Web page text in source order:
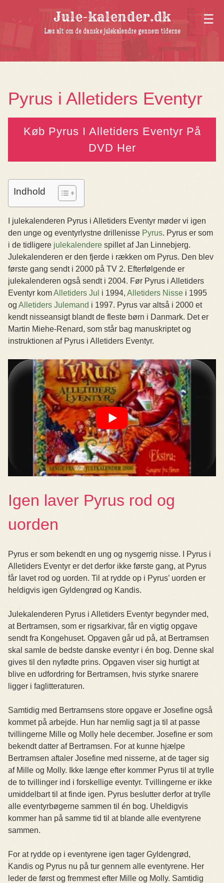
Jule-kalender.dk
Læs alt om de danske julekalendre gennem tiderne
Pyrus i Alletiders Eventyr
Køb Pyrus I Alletiders Eventyr På
DVD Her
Indhold
I julekalenderen Pyrus i Alletiders Eventyr møder vi igen
den unge og eventyrlystne drillenisse Pyrus. Pyrus er som
i de tidligere julekalendere spillet af Jan Linnebjerg.
Julekalenderen er den fjerde i rækken om Pyrus. Den blev
første gang sendt i 2000 på TV 2. Efterfølgende er
julekalenderen også sendt i 2004. Før Pyrus i Alletiders
Eventyr komAlletiders Jul i 1994, Alletiders Nisse i 1995
og Alletiders Julemand i 1997. Pyrus var altså i 2000 et
kendt nisseansigt blandt de fleste børn i Danmark. Det er
Martin Miehe-Renard, som står bag manuskriptet og
instruktionen af Pyrus i Alletiders Eventyr.
Igen laver Pyrus rod og
uorden
Pyrus er som bekendt en ung og nysgerrig nisse. I Pyrus i
Alletiders Eventyr er det derfor ikke første gang, at Pyrus
får lavet rod og uorden. Til at rydde op i Pyrus’ uorden er
heldigvis igen Gyldengrød og Kandis.
Julekalenderen Pyrus i Alletiders Eventyr begynder med,
at Bertramsen, som er rigsarkivar, får en vigtig opgave
sendt fra Kongehuset. Opgaven går ud på, at Bertramsen
skal samle de bedste danske eventyr i én bog. Denne skal
gives til den nyfødte prins. Opgaven viser sig hurtigt at
blive en udfordring for Bertramsen, hvis styrke snarere
ligger i faglitteraturen.
Samtidig med Bertramsens store opgave er Josefine også
kommet på arbejde. Hun har nemlig sagt ja til at passe
tvillingerne Mille og Molly hele december. Josefine er som
bekendt datter af Bertramsen. For at kunne hjælpe
Bertramsen aftaler Josefine med nisserne, at de tager sig
af Mille og Molly. Ikke længe efter kommer Pyrus til at trylle
de to tvillinger ind i forskellige eventyr. Tvillingerne er ikke
umiddelbart til at finde igen. Pyrus beslutter derfor at trylle
alle eventyrbøgerne sammen til én bog. Uheldigvis
kommer han på samme tid til at blande alle eventyrene
sammen.
For at rydde op i eventyrene igen tager Gyldengrød,
Kandis og Pyrus nu på tur gennem alle eventyrene. Her
leder de først og fremmest efter Mille og Molly. Samtidig